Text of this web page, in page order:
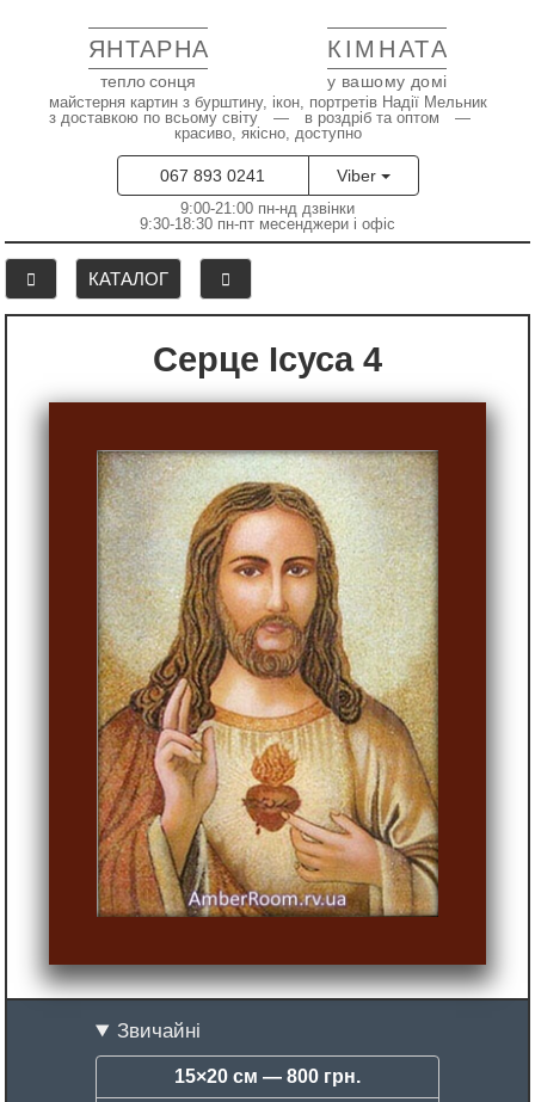
ЯНТАРНА КІМНАТА
тепло сонця у вашому домі
майстерня картин з бурштину, ікон, портретів Надії Мельник
з доставкою по всьому світу — в роздріб та оптом —
красиво, якісно, доступно
067 893 0241 Viber
9:00-21:00 пн-нд дзвінки
9:30-18:30 пн-пт месенджери і офіс
КАТАЛОГ
Серце Ісуса 4
Звичайні
15×20 см — 800 грн.